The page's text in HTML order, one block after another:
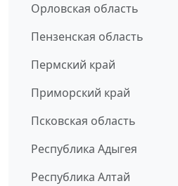
Орловская область
Пензенская область
Пермский край
Приморский край
Псковская область
Республика Адыгея
Республика Алтай